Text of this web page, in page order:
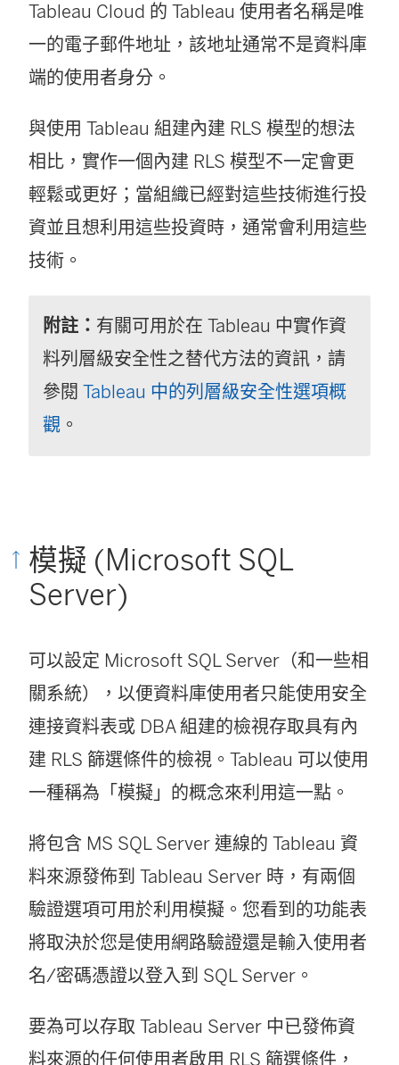
Tableau Cloud 的 Tableau 使用者名稱是唯
一的電子郵件地址，該地址通常不是資料庫
端的使用者身分。
與使用 Tableau 組建內建 RLS 模型的想法
相比，實作一個內建 RLS 模型不一定會更
輕鬆或更好；當組織已經對這些技術進行投
資並且想利用這些投資時，通常會利用這些
技術。
附註： 有關可用於在 Tableau 中實作資
料列層級安全性之替代方法的資訊，請
參閱 Tableau 中的列層級安全性選項概
觀 。
模擬 (Microsoft SQL
Server)
可以設定 Microsoft SQL Server（和一些相
關系統），以便資料庫使用者只能使用安全
連接資料表或 DBA 組建的檢視存取具有內
建 RLS 篩選條件的檢視。Tableau 可以使用
一種稱為「模擬」的概念來利用這一點。
將包含 MS SQL Server 連線的 Tableau 資
料來源發佈到 Tableau Server 時，有兩個
驗證選項可用於利用模擬。您看到的功能表
將取決於您是使用網路驗證還是輸入使用者
名/密碼憑證以登入到 SQL Server。
要為可以存取 Tableau Server 中已發佈資
料來源的任何使用者啟用 RLS 篩選條件，